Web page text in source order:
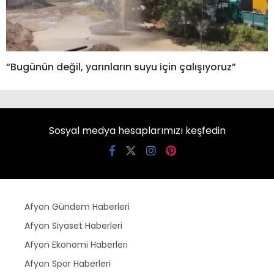
“Bugünün değil, yarınların suyu için çalışıyoruz”
Sosyal medya hesaplarımızı keşfedin
Afyon Gündem Haberleri
Afyon Siyaset Haberleri
Afyon Ekonomi Haberleri
Afyon Spor Haberleri